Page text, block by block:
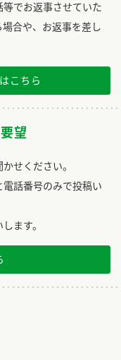
でお返事させていた
合や、お返事を差し
こちら
望
せください。
話番号のみで投稿い
ます。